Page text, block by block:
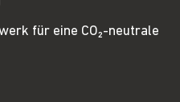
für eine CO₂-neutrale